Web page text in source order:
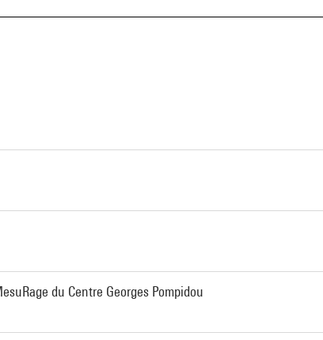
du Centre Georges Pompidou